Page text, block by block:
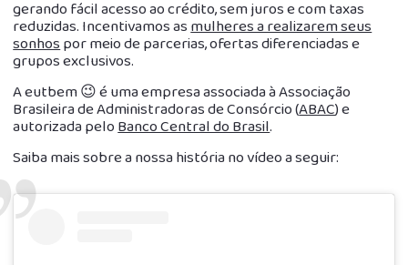
gerando fácil acesso ao crédito, sem juros e com taxas
reduzidas. Incentivamos asmulheres a realizarem seus
sonhospor meio de parcerias, ofertas diferenciadas e
grupos exclusivos.
A eutbem 😉 é uma empresa associada à Associação
Brasileira de Administradoras de Consórcio (ABAC) e
autorizada peloBanco Central do Brasil.
Saiba mais sobre a nossa história no vídeo a seguir: